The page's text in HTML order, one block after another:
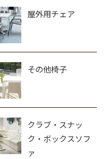
屋外用チェア
その他椅子
クラブ・スナッ
ク・ボックスソフ
ァ